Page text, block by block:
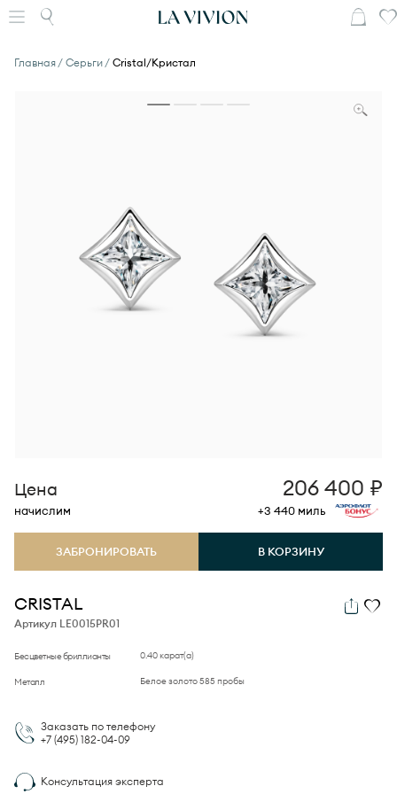
Главная Серьги Cristal/Кристал
CRISTAL
Артикул LE0015PR01
Бесцветные бриллианты 0.40 карат(а)
Металл Белое золото 585 пробы
Цена 206 400 ₽
начислим +3 440 миль
ЗАБРОНИРОВАТЬ В КОРЗИНУ
Заказать по телефону
+7 (495) 182-04-09
Консультация эксперта